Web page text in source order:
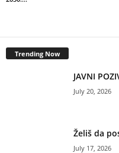
Trending Now
JAVNI
July 20, 2026
Želiš da
July 17, 2026